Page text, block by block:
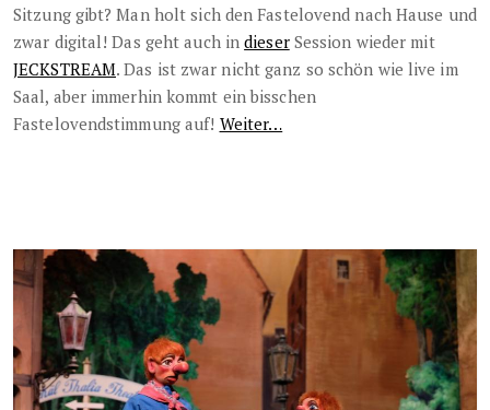
Sitzung gibt? Man holt sich den Fastelovend nach Hause und
zwar digital! Das geht auch indieserSession wieder mit
JECKSTREAM. Das ist zwar nicht ganz so schön wie live im
Saal, aber immerhin kommt ein bisschen
Fastelovendstimmung auf! Weiter…